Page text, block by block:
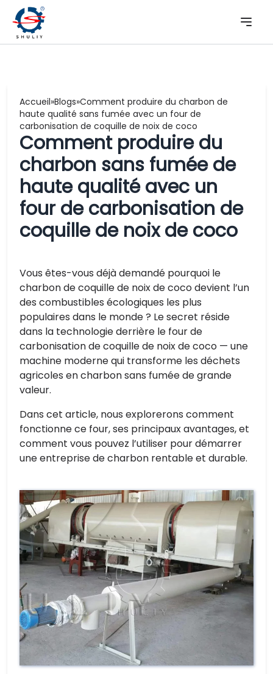
Accueil»Blogs»Comment produire du charbon de
haute qualité sans fumée avec un four de
carbonisation de coquille de noix de coco
Comment produire du
charbon sans fumée de
haute qualité avec un
four de carbonisation de
coquille de noix de coco
Vous êtes-vous déjà demandé pourquoi le
charbon de coquille de noix de coco devient l’un
des combustibles écologiques les plus
populaires dans le monde ? Le secret réside
dans la technologie derrière le four de
carbonisation de coquille de noix de coco — une
machine moderne qui transforme les déchets
agricoles en charbon sans fumée de grande
valeur.
Dans cet article, nous explorerons comment
fonctionne ce four, ses principaux avantages, et
comment vous pouvez l’utiliser pour démarrer
une entreprise de charbon rentable et durable.